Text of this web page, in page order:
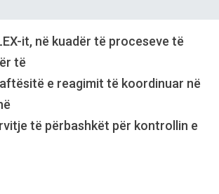
it, në kuadër të proceseve të
të
e reagimit të koordinuar në
të përbashkët për kontrollin e